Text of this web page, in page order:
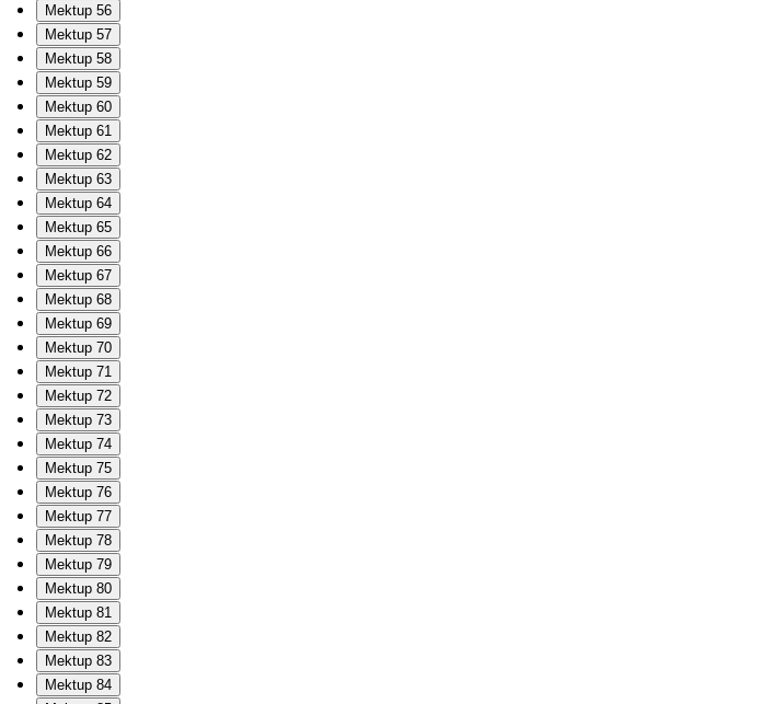
Mektup 56
Mektup 57
Mektup 58
Mektup 59
Mektup 60
Mektup 61
Mektup 62
Mektup 63
Mektup 64
Mektup 65
Mektup 66
Mektup 67
Mektup 68
Mektup 69
Mektup 70
Mektup 71
Mektup 72
Mektup 73
Mektup 74
Mektup 75
Mektup 76
Mektup 77
Mektup 78
Mektup 79
Mektup 80
Mektup 81
Mektup 82
Mektup 83
Mektup 84